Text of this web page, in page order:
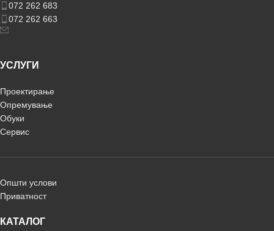
072 262 683
072 262 663
УСЛУГИ
Проектирање
Опремување
Обуки
Сервис
Општи услови
Приватност
КАТАЛОГ